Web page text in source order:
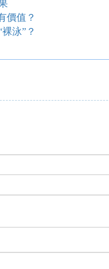
價值？
泳”？